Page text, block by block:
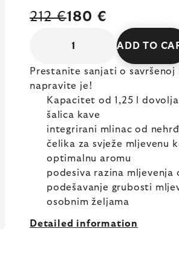
212 €180 €
ADD TO
Prestanite sanjati o savršenoj
napravite je!
Kapacitet od 1,25 l
šalica kave
integrirani mlinac od
čelika za svježe mljevenu
optimalnu aromu
podesiva razina mljevenja
podešavanje grubosti
osobnim željama
Detailed information